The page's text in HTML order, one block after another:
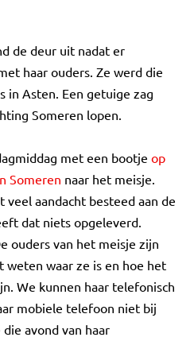
de deur uit nadat er
haar ouders. Ze werd die
in Asten. Een getuige zag
Someren lopen.
met een bootje op
Someren naar het meisje.
veel aandacht besteed aan de
dat niets opgeleverd.
ouders van het meisje zijn
waar ze is en hoe het
We kunnen haar telefonisch
mobiele telefoon niet bij
avond van haar